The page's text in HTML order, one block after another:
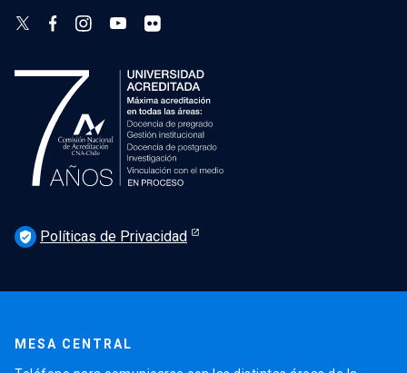
verified_user Políticas de Privacidad
MESA CENTRAL